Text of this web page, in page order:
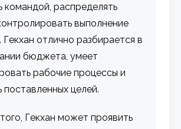
командой, распределять
выполнение
Гекхан отлично разбирается в
бюджета, умеет
рабочие процессы и
поставленных целей.
Гекхан может проявить